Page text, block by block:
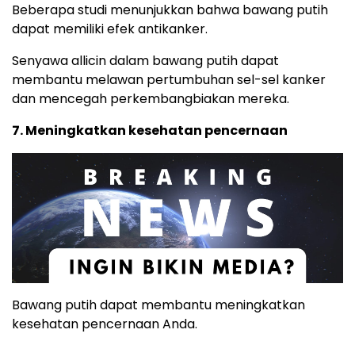
Beberapa studi menunjukkan bahwa bawang putih
dapat memiliki efek antikanker.
Senyawa allicin dalam bawang putih dapat
membantu melawan pertumbuhan sel-sel kanker
dan mencegah perkembangbiakan mereka.
7. Meningkatkan kesehatan pencernaan
Bawang putih dapat membantu meningkatkan
kesehatan pencernaan Anda.